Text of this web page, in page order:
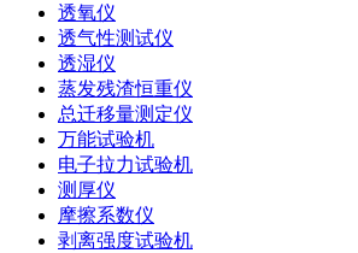
透氧仪
透气性测试仪
透湿仪
蒸发残渣恒重仪
总迁移量测定仪
万能试验机
电子拉力试验机
测厚仪
摩擦系数仪
剥离强度试验机